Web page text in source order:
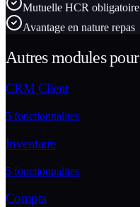
Mutuelle HCR obligatoire
Avantage en nature repas
Autres modules pour
CRM Client
5 fonctionnalites
Inventaire
5 fonctionnalites
Compta